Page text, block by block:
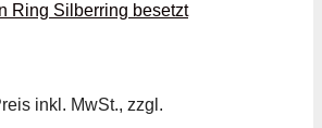
Ring Silberring besetzt
inkl. MwSt., zzgl.